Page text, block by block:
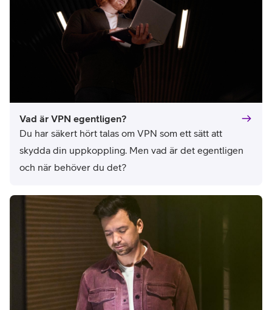
Vad är VPN egentligen?
Du har säkert hört talas om VPN som ett sätt att
skydda din uppkoppling. Men vad är det egentligen
och när behöver du det?